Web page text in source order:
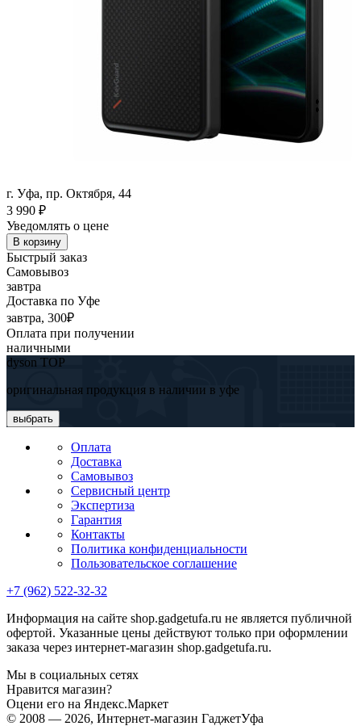
г. Уфа, пр. Октября, 44
3 990 ₽
Уведомлять о цене
В корзину
Быстрый заказ
Самовывоз
завтра
Доставка по Уфе
завтра, 300₽
Оплата при получении
наличными
dyson TOP
оригинальная продукция в наличии в уфе
выбрать
Оплата
Доставка
Самовывоз
Сервисный центр
Экспертиза
Гарантия
Контакты
Политика конфиденциальности
Пользовательское соглашение
+7 (962) 522-32-32
Информация на сайте shop.gadgetufa.ru не является публичной
офертой. Указанные цены действуют только при оформлении
заказа через интернет-магазин shop.gadgetufa.ru.
Мы в социальных сетях
Нравится магазин?
Оцени его на Яндекс.Маркет
© 2008 — 2026, Интернет-магазин ГаджетУфа